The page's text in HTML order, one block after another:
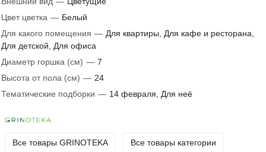
Цвет цветка — Белый
Для какого помещения — Для квартиры, Для кафе и ресторана,
Для детской, Для офиса
Диаметр горшка (см) — 7
Высота от пола (см) — 24
Тематические подборки — 14 февраля, Для неё
Все товары GRINOTEKA Все товары категории